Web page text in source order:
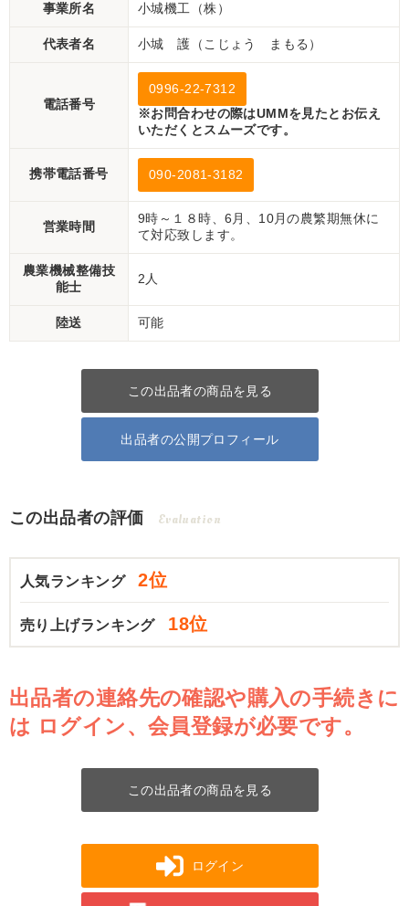
事業所名 小城機工（株）
代表者名 小城 護（こじょう まもる）
電話番号
0996-22-7312
※お問合わせの際はUMMを見たとお伝え
いただくとスムーズです。
携帯電話番号 090-2081-3182
営業時間
9時～１８時、6月、10月の農繁期無休に
て対応致します。
農業機械整備技
能士
2人
陸送 可能
この出品者の商品を見る
出品者の公開プロフィール
この出品者の評価 Evaluation
人気ランキング 2位
売り上げランキング 18位
出品者の連絡先の確認や購入の手続きに
は ログイン、会員登録が必要です。
この出品者の商品を見る
ログイン